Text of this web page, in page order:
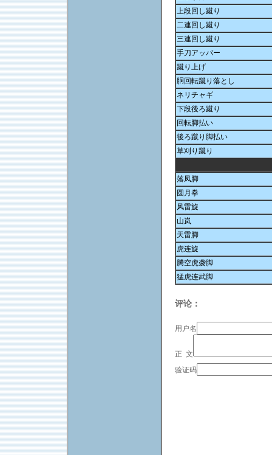
上段回し蹴り
二連回し蹴り
三連回し蹴り
手刀アッパー
蹴り上げ
胴回転蹴り落とし
ネリチャギ
下段後ろ蹴り
回転脚払い
後ろ蹴り脚払い
草刈り蹴り
落凤脚
圆月拳
风雷旋
山岚
天雷脚
虎连旋
腾空虎袭脚
猛虎连武脚
评论：
用户名
正 文
验证码